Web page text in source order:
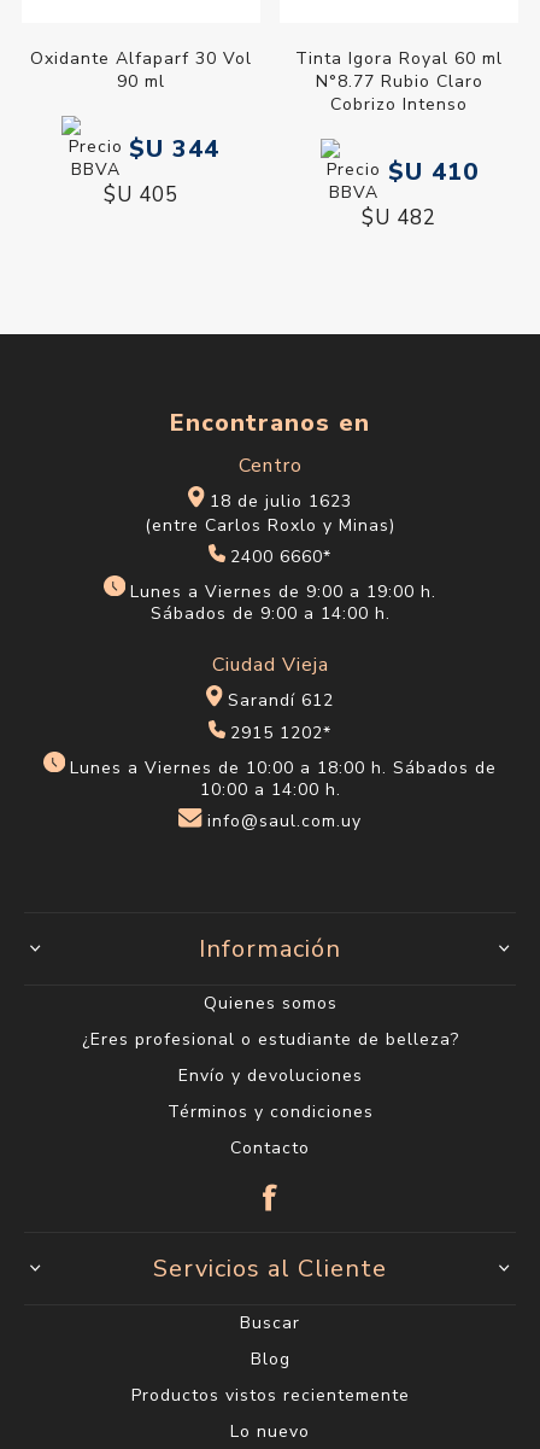
Oxidante Alfaparf 30 Vol
90 ml
$U 344
$U 405
Tinta Igora Royal 60 ml
N°8.77 Rubio Claro
Cobrizo Intenso
$U 410
$U 482
Encontranos en
Centro
18 de julio 1623
(entre Carlos Roxlo y Minas)
2400 6660*
Lunes a Viernes de 9:00 a 19:00 h.
Sábados de 9:00 a 14:00 h.
Ciudad Vieja
Sarandí 612
2915 1202*
Lunes a Viernes de 10:00 a 18:00 h. Sábados de
10:00 a 14:00 h.
info@saul.com.uy
Información
Quienes somos
¿Eres profesional o estudiante de belleza?
Envío y devoluciones
Términos y condiciones
Contacto
Servicios al Cliente
Buscar
Blog
Productos vistos recientemente
Lo nuevo